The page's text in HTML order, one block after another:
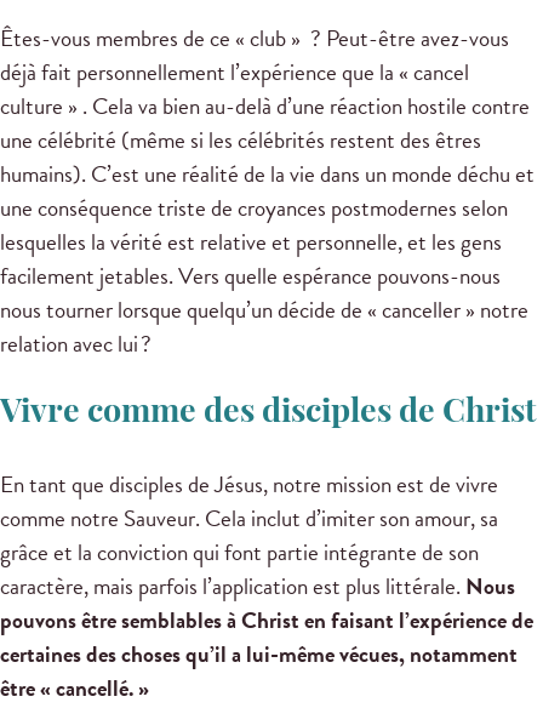
Êtes-vous membres de ce « club » ? Peut-être avez-vous
déjà fait personnellement l’expérience que la « cancel
culture » . Cela va bien au-delà d’une réaction hostile contre
une célébrité (même si les célébrités restent des êtres
humains). C’est une réalité de la vie dans un monde déchu et
une conséquence triste de croyances postmodernes selon
lesquelles la vérité est relative et personnelle, et les gens
facilement jetables. Vers quelle espérance pouvons-nous
nous tourner lorsque quelqu’un décide de « canceller » notre
relation avec lui ?
Vivre comme des disciples de Christ
En tant que disciples de Jésus, notre mission est de vivre
comme notre Sauveur. Cela inclut d’imiter son amour, sa
grâce et la conviction qui font partie intégrante de son
caractère, mais parfois l’application est plus littérale. Nous
pouvons être semblables à Christ en faisant l’expérience de
certaines des choses qu’il a lui-même vécues, notamment
être « cancellé. »